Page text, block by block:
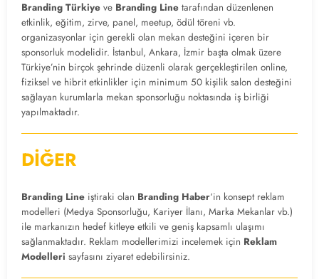
Branding Türkiye ve Branding Line tarafından düzenlenen
etkinlik, eğitim, zirve, panel, meetup, ödül töreni vb.
organizasyonlar için gerekli olan mekan desteğini içeren bir
sponsorluk modelidir. İstanbul, Ankara, İzmir başta olmak üzere
Türkiye’nin birçok şehrinde düzenli olarak gerçekleştirilen online,
fiziksel ve hibrit etkinlikler için minimum 50 kişilik salon desteğini
sağlayan kurumlarla mekan sponsorluğu noktasında iş birliği
yapılmaktadır.
DİĞER
Branding Line iştiraki olan Branding Haber‘in konsept reklam
modelleri (Medya Sponsorluğu, Kariyer İlanı, Marka Mekanlar vb.)
ile markanızın hedef kitleye etkili ve geniş kapsamlı ulaşımı
sağlanmaktadır. Reklam modellerimizi incelemek için Reklam
Modelleri sayfasını ziyaret edebilirsiniz.